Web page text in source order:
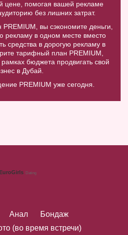
цене, помогая вашей рекламе
без лишних затрат.
вы сэкономите деньги,
рекламу в одном месте вместо
средства в дорогую рекламу в
тарифный план PREMIUM,
бюджета продвигать свой
в Дубай.
PREMIUM уже сегодня.
Анал
Бондаж
(во время встречи)